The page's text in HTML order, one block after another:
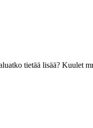
tietää lisää? Kuulet